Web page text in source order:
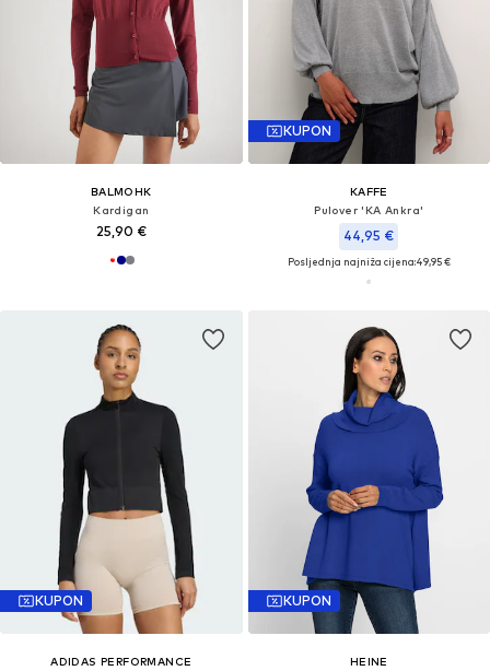
BALMOHK
Kardigan
25,90 €
KUPON
KAFFE
Pulover 'KA Ankra'
44,95 €
Posljednja najniža cijena:49,95 €
KUPON
ADIDAS PERFORMANCE
KUPON
HEINE